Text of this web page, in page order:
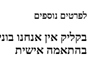
לפרטים נוספים
בקליק אין אנחנו
בהתאמה אישית